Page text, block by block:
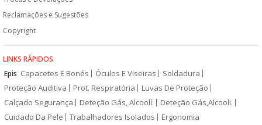
Reclamações e Sugestões
Copyright
LINKS RÁPIDOS
Epis Capacetes E Bonés Óculos E Viseiras
Soldadura
Proteção Auditiva
Prot. Respiratória
Luvas De Proteção
Calçado Segurança
Deteção Gás, Alcoolí.
Deteção Gás,Alcooli.
Cuidado Da Pele
Trabalhadores Isolados Ergonomia